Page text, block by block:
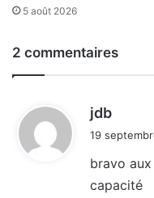
5 août 2026
2 commentaires
jdb
:
19
bravo